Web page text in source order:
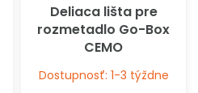
Deliaca lišta pre
rozmetadlo Go-Box
CEMO
Dostupnosť: 1-3 týždne